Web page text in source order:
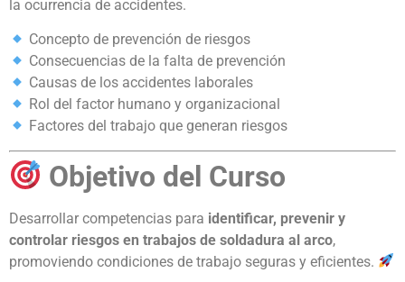
la ocurrencia de accidentes.
Concepto de prevención de riesgos
Consecuencias de la falta de prevención
Causas de los accidentes laborales
Rol del factor humano y organizacional
Factores del trabajo que generan riesgos
Objetivo del Curso
Desarrollar competencias para identificar, prevenir y
controlar riesgos en trabajos de soldadura al arco,
promoviendo condiciones de trabajo seguras y eficientes.